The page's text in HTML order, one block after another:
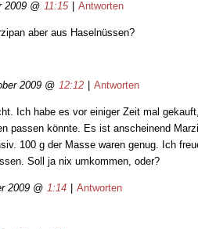
@ 11:15 Antworten
aber aus Haselnüssen?
2009 @ 12:12 Antworten
Ich habe es vor einiger Zeit mal
passen könnte. Es ist anscheinend
100 g der Masse waren genug. Ich
Soll ja nix umkommen, oder?
2009 @ 1:14 Antworten